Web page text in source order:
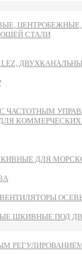
СТАЛИ
LEZ,
ДЛЯ
ШКИВНЫЕ ПОД